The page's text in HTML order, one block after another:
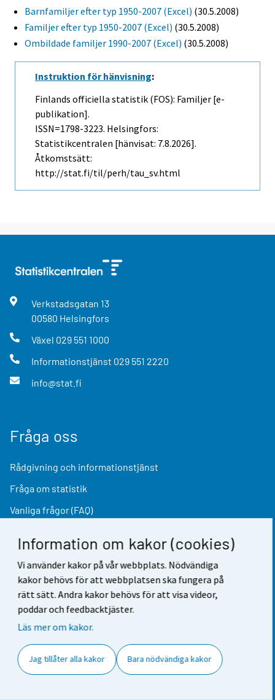
Information om kakor (cookies)
Vi använder kakor på vår webbplats. Nödvändiga
kakor behövs för att webbplatsen ska fungera på
rätt sätt. Andra kakor behövs för att visa videor,
poddar och feedbacktjäster.
Läs mer om kakor.
Jag tillåter alla kakor Bara nödvändiga kakor
Barnfamiljer efter typ 1950-2007 (Excel) (30.5.2008)
Familjer efter typ 1950-2007 (Excel) (30.5.2008)
Ombildade familjer 1990-2007 (Excel) (30.5.2008)
Instruktion för hänvisning:
Finlands officiella statistik (FOS): Familjer [e-
publikation].
ISSN=1798-3223. Helsingfors:
Statistikcentralen [hänvisat: 7.8.2026].
Åtkomstsätt:
http://stat.fi/til/perh/tau_sv.html
Verkstadsgatan 13
00580 Helsingfors
Växel 029 551 1000
Informationstjänst 029 551 2220
info@stat.fi
Fråga oss
Rådgivning och informationstjänst
Fråga om statistik
Vanliga frågor (FAQ)
Hitta snabbt
StatFin-databasen
Finland i siffror